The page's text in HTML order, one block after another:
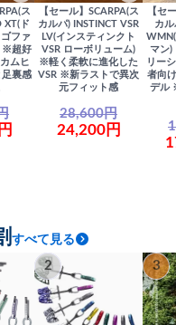
ス
XT(ド
ファ
※超好
ムヒ
裏感
【セール】SCARPA(ス
カルパ) INSTINCT VSR
LV(インスティンクト
VSR ローボリューム)
※軽く柔軟に進化した
VSR ※新ラストで異次
元フィット感
28,600円
24,200円
【セ
カル
マン)
リー
者向
デル
すべて見る
2 3